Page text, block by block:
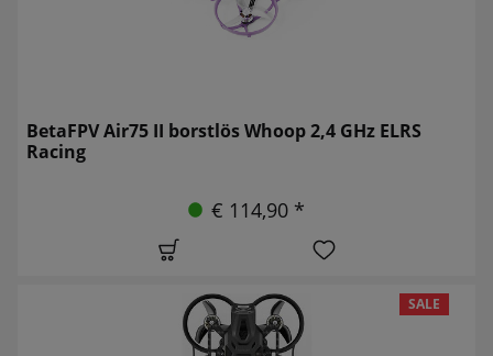
BetaFPV Air75 II borstlös Whoop 2,4 GHz ELRS
Racing
€ 114,90 *
SALE